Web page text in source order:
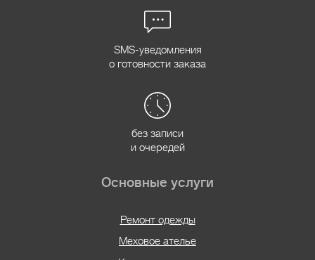
SMS-уведомления
о готовности заказа
без записи
и очередей
Основные услуги
Ремонт одежды
Меховое ателье